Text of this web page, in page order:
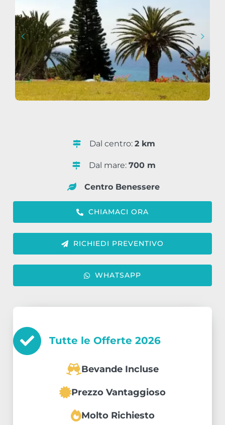
Dal centro: 2 km
Dal mare: 700 m
Centro Benessere
CHIAMACI ORA
RICHIEDI PREVENTIVO
WHATSAPP
Tutte le Offerte2026
Bevande Incluse
Prezzo Vantaggioso
Molto Richiesto